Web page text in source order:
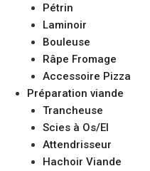
Pétrin
Laminoir
Bouleuse
Râpe Fromage
Accessoire Pizza
Préparation viande
Trancheuse
Scies à Os/El
Attendrisseur
Hachoir Viande